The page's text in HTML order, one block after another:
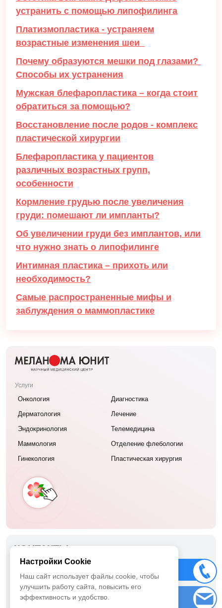
устранить с помощью липофилинга
Платизмопластика - устраняем
возрастные изменения шеи
Почему образуются мешки под глазами?
Способы их устранения
Мужская блефаропластика – когда стоит
обратиться за помощью?
Восстановление после родов - комплекс
пластической хирургии
Блефаропластика у пациентов
различных возрастных групп,
особенности
Кормление грудью после увеличения
груди: помешают ли импланты?
Об увеличении груди без имплантов, или
что нужно знать о липофилинге
Интимная пластика – прихоть или
необходимость?
Самые распространенные мифы и
заблуждения о маммопластике
Услуги
Онкология
Дерматология
Эндокринология
Маммология
Гинекология
Диагностика
Лечение
Телемедицина
Отделение флебологии
Пластическая хирургия
КОНТАКТЫ
ООО «Меланома Юнит»
г. Москва ул. Татищева, дом 15, корпус 1
+7 499 112-03-03
Настройки Cookie
Наш сайт использует файлы cookie, чтобы
улучшить работу сайта, повысить его
эффективность и удобство.